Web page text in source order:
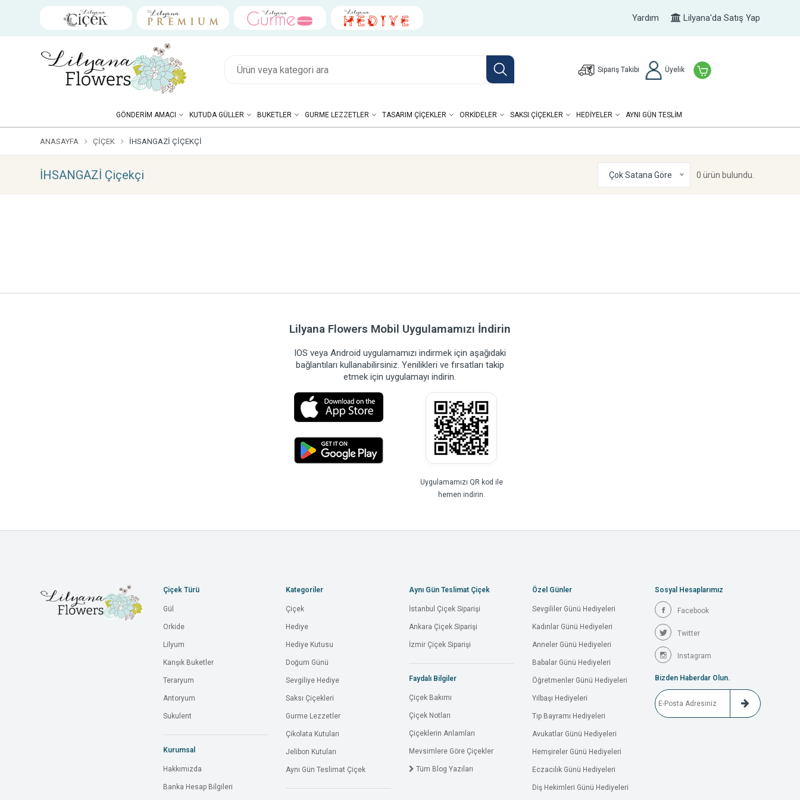
Yardım Lilyana'da Satış Yap
Sipariş Takibi Üyelik
GÖNDERIM AMACI KUTUDA GÜLLER BUKETLER GURME LEZZETLER TASARIM ÇIÇEKLER ORKIDELER SAKSI ÇIÇEKLER HEDIYELER AYNI GÜN TESLİM
ANASAYFA ÇIÇEK İHSANGAZİ ÇIÇEKÇI
İHSANGAZİ Çiçekçi Çok Satana Göre 0 ürün bulundu.
Lilyana Flowers Mobil Uygulamamızı İndirin
IOS veya Android uygulamamızı indirmek için aşağıdaki
bağlantıları kullanabilirsiniz. Yenilikleri ve fırsatları takip
etmek için uygulamayı indirin.
Uygulamamızı QR kod ile
hemen indirin.
Çiçek Türü
Gül
Orkide
Lilyum
Karışık Buketler
Teraryum
Antoryum
Sukulent
Kurumsal
Hakkımızda
Banka Hesap Bilgileri
Kategoriler
Çiçek
Hediye
Hediye Kutusu
Doğum Günü
Sevgiliye Hediye
Saksı Çiçekleri
Gurme Lezzetler
Çikolata Kutuları
Jelibon Kutuları
Aynı Gün Teslimat Çiçek
Aynı Gün Teslimat Çiçek
İstanbul Çiçek Siparişi
Ankara Çiçek Siparişi
İzmir Çiçek Siparişi
Faydalı Bilgiler
Çiçek Bakımı
Çiçek Notları
Çiçeklerin Anlamları
Mevsimlere Göre Çiçekler
Tüm Blog Yazıları
Özel Günler
Sevgililer Günü Hediyeleri
Kadınlar Günü Hediyeleri
Anneler Günü Hediyeleri
Babalar Günü Hediyeleri
Öğretmenler Günü Hediyeleri
Yılbaşı Hediyeleri
Tıp Bayramı Hediyeleri
Avukatlar Günü Hediyeleri
Hemşireler Günü Hediyeleri
Eczacılık Günü Hediyeleri
Diş Hekimleri Günü Hediyeleri
Sosyal Hesaplarımız
Facebook
Twitter
Instagram
Bizden Haberdar Olun.